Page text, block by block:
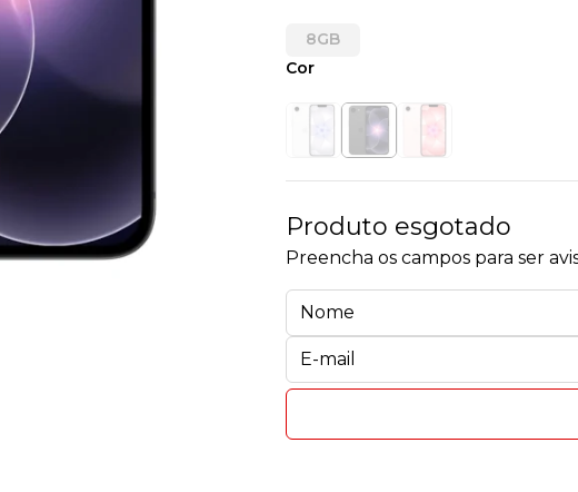
8GB
Cor
Produto esgotado
Preencha os campos para ser